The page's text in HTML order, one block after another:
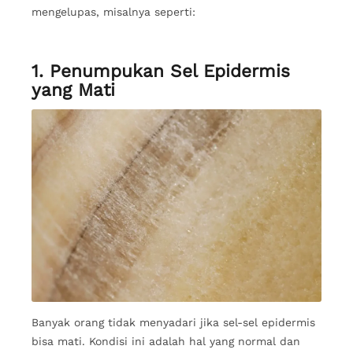
mengelupas, misalnya seperti:
1. Penumpukan Sel Epidermis
yang Mati
Banyak orang tidak menyadari jika sel-sel epidermis
bisa mati. Kondisi ini adalah hal yang normal dan